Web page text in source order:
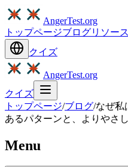
AngerTest.org
トップページブログリソース
クイズ
AngerTest.org
クイズ
トップページ/ブログ/なぜ私
あるパターンと、よりやさ
Menu